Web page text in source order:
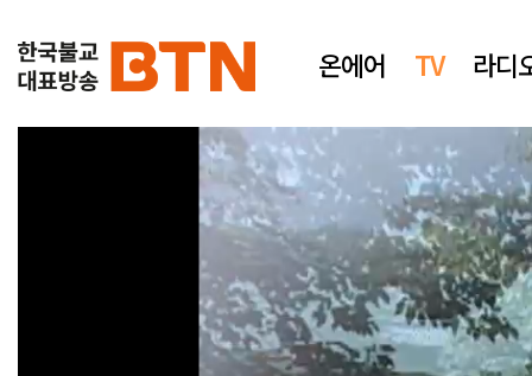
온에어 TV 라디